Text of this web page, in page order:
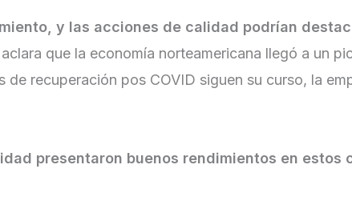
y las acciones de calidad podrían
que la economía norteamericana llegó a un
de recuperación pos COVID siguen su curso, la
presentaron buenos rendimientos en estos